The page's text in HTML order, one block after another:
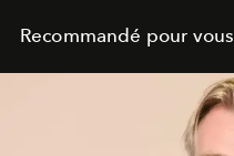
Recommandé pour vous